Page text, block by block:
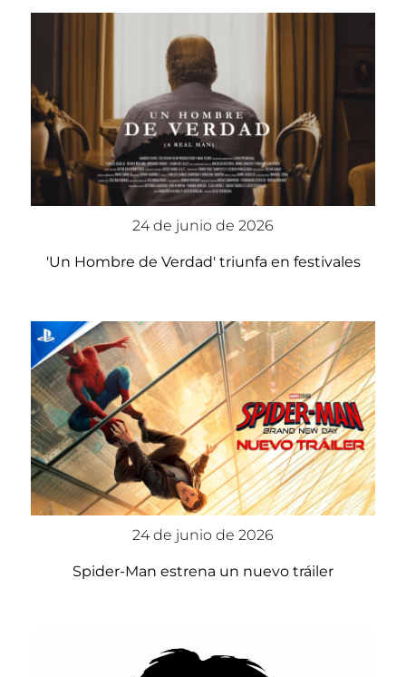
24 de junio de 2026
'Un Hombre de Verdad' triunfa en festivales
24 de junio de 2026
Spider-Man estrena un nuevo tráiler